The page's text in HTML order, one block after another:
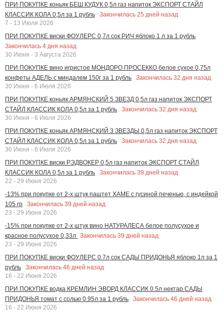
ПРИ ПОКУПКЕ коньяк БЕШ КУДУК 0,5л газ напиток ЭКСПОРТ СТАЙЛ
КЛАССИК КОЛА 0,5л за 1 рубль
Закончилась 25 дней назад
7 - 13 Июля 2026
ПРИ ПОКУПКЕ виски ФОУЛЕРС 0,7л сок РИЧ яблоко 1 л за 1 рубль
Закончилась 4 дня назад
30 Июня - 3 Августа 2026
ПРИ ПОКУПКЕ вино игристое МОНДОРО ПРОСЕККО белое сухое 0,75л
конфеты АДЕЛЬ с миндалем 150г за 1 рубль
Закончилась 32 дня назад
30 Июня - 6 Июля 2026
ПРИ ПОКУПКЕ коньяк АРМЯНСКИЙ 5 ЗВЕЗД 0,5л газ напиток ЭКСПОРТ
СТАЙЛ КЛАССИК КОЛА 0,5л за 1 рубль
Закончилась 32 дня назад
30 Июня - 6 Июля 2026
ПРИ ПОКУПКЕ коньяк АРМЯНСКИЙ 3 ЗВЕЗДЫ 0,5л газ напиток ЭКСПОРТ
СТАЙЛ КЛАССИК КОЛА 0,5л за 1 рубль
Закончилась 32 дня назад
30 Июня - 6 Июля 2026
ПРИ ПОКУПКЕ виски РЭДВОКЕР 0,5л газ напиток ЭКСПОРТ СТАЙЛ
КЛАССИК КОЛА 0,5л за 1 рубль
Закончилась 39 дней назад
22 - 29 Июня 2026
-13% при покупке от 2-х штук паштет ХАМЕ с гусиной печенью, с индейкой
105 гр
Закончилась 39 дней назад
23 - 29 Июня 2026
-15% при покупке от 2-х штук вино НАТУРАЛЕСА белое полусухое и
красное полусухое 0,33л Закончилась 39 дней назад
23 - 29 Июня 2026
ПРИ ПОКУПКЕ виски ФОУЛЕРС 0.7л сок САДЫ ПРИДОНЬЯ яблоко 1л за 1
рубль
Закончилась 46 дней назад
16 - 22 Июня 2026
ПРИ ПОКУПКЕ водка КРЕМЛИН ЭВОРД КЛАССИК 0.5л нектар САДЫ
ПРИДОНЬЯ томат с солью 0.95л за 1 рубль
Закончилась 46 дней назад
16 - 22 Июня 2026